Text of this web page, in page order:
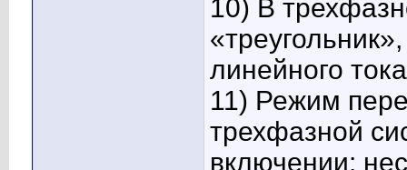
10) В
линейного
11) Режим
трехфазной
включении: